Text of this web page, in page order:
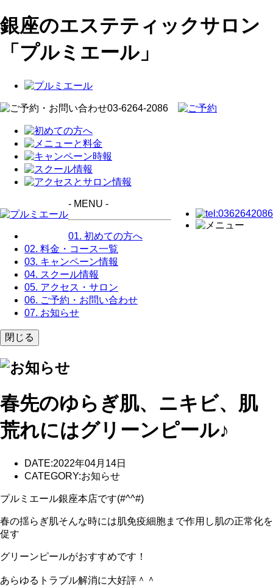
銀座のエステティックサロン
「プルミエール」
- MENU -
01. 初めての方へ
02. 料金・コース一覧
03. キャンペーン情報
04. スクール情報
05. アクセス・サロン
06. ご予約・お問い合わせ
07. お知らせ
閉じる
春先のゆらぎ肌、ニキビ、肌
荒れにはグリーンピール♪
DATE:2022年04月14日
CATEGORY:お知らせ
プルミエール銀座本店です(#^^#)
春の揺らぎ肌そんな時には肌免疫細胞まで作用し肌の正常化を
促す
グリーンピールがおすすめです！
あらゆるトラブル解消に大好評＾＾